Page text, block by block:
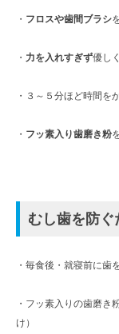
・ フロスや歯間ブラシ
・ 力を入れすぎず優し
・３～５分ほど時間を
・ フッ素入り歯磨き粉
むし歯を防ぐ
・毎食後・就寝前に歯
・フッ素入りの歯磨き
け）